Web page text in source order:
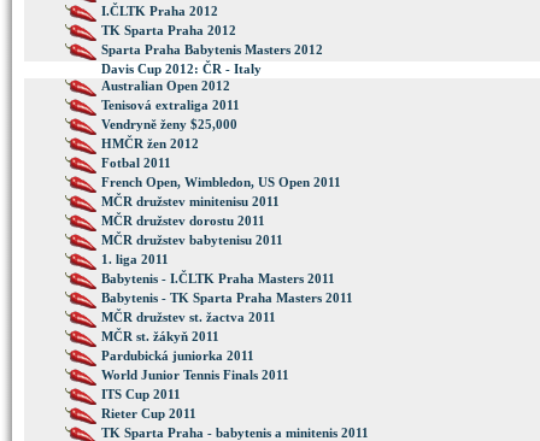
I.ČLTK Praha 2012
TK Sparta Praha 2012
Sparta Praha Babytenis Masters 2012
Davis Cup 2012: ČR - Italy
Australian Open 2012
Tenisová extraliga 2011
Vendryně ženy $25,000
HMČR žen 2012
Fotbal 2011
French Open, Wimbledon, US Open 2011
MČR družstev minitenisu 2011
MČR družstev dorostu 2011
MČR družstev babytenisu 2011
1. liga 2011
Babytenis - I.ČLTK Praha Masters 2011
Babytenis - TK Sparta Praha Masters 2011
MČR družstev st. žactva 2011
MČR st. žákyň 2011
Pardubická juniorka 2011
World Junior Tennis Finals 2011
ITS Cup 2011
Rieter Cup 2011
TK Sparta Praha - babytenis a minitenis 2011